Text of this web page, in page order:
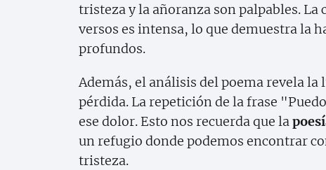
tristeza y la añoranza son palpables.
versos es intensa, lo que demuestra la
profundos.
Además, el análisis del poema revela
pérdida. La repetición de la frase
ese dolor. Esto nos recuerda que la
un refugio donde podemos encontrar
tristeza.